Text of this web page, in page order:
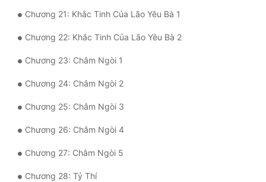
Xuyên Sách
Xuyên Thư
Điền Văn
Đô Thị
Đông Phương
Đông Phương Huyền Huyễn
Chương 21: Khắc Tinh Của Lão Yêu Bà 1
Chương 22: Khắc Tinh Của Lão Yêu Bà 2
Chương 23: Châm Ngòi 1
Chương 24: Châm Ngòi 2
Chương 25: Châm Ngòi 3
Chương 26: Châm Ngòi 4
Chương 27: Châm Ngòi 5
Chương 28: Tỷ Thí